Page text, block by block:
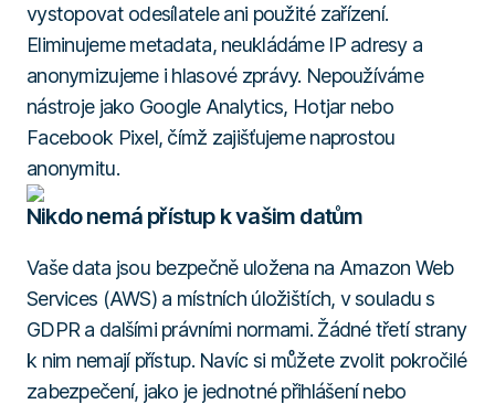
vystopovat odesílatele ani použité zařízení.
Eliminujeme metadata, neukládáme IP adresy a
anonymizujeme i hlasové zprávy. Nepoužíváme
nástroje jako Google Analytics, Hotjar nebo
Facebook Pixel, čímž zajišťujeme naprostou
anonymitu.
Nikdo nemá přístup k vašim datům
Vaše data jsou bezpečně uložena na Amazon Web
Services (AWS) a místních úložištích, v souladu s
GDPR a dalšími právními normami. Žádné třetí strany
k nim nemají přístup. Navíc si můžete zvolit pokročilé
zabezpečení, jako je jednotné přihlášení nebo